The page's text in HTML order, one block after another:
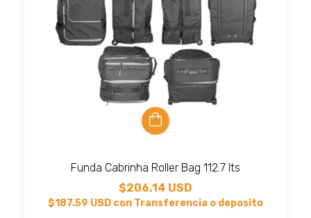
Funda Cabrinha Roller Bag 112.7 lts
$206.14 USD
$187.59 USD con Transferencia o deposito